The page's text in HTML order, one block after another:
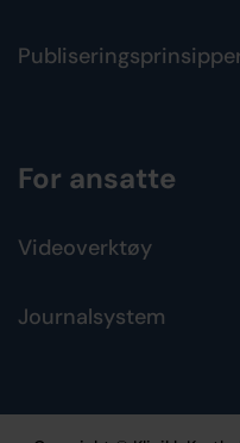
For ansatte
Videoverktøy
Journalsystem